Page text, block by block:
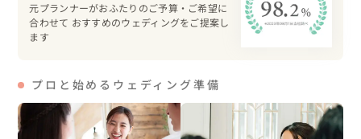
退場は、ゲストからのバブルシャワーに包まれて✨️
席されました。
演出はケーキカット、ファーストバイトと続きました。
🚤ボートレースゲーム
元プランナーがおふたりのご予算・ご希望に
合わせて おすすめのウェディングをご提案し
ます
プロと始めるウェディング準備